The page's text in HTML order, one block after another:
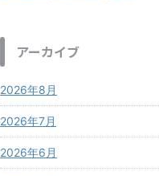
アーカイブ
2026年8月
2026年7月
2026年6月